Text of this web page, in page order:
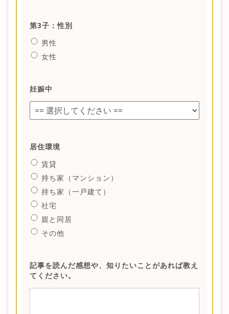
第3子：性別
男性
女性
妊娠中
居住環境
賃貸
持ち家（マンション）
持ち家（一戸建て）
社宅
親と同居
その他
記事を読んだ感想や、知りたいことがあれば教え
てください。